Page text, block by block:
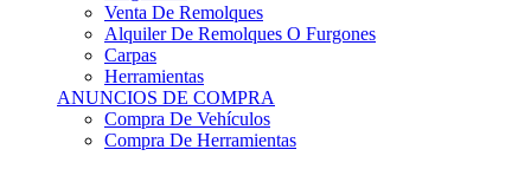
Venta De Remolques
Alquiler De Remolques O Furgones
Carpas
Herramientas
ANUNCIOS DE COMPRA
Compra De Vehículos
Compra De Herramientas